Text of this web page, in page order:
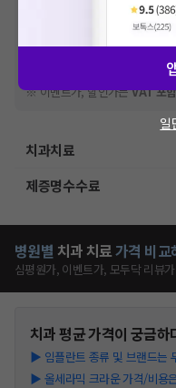
비급여 항목의 경우,추가비
한 가격은 해당 의료기관에 직
※급여 항목의 경우,건강보험
격입니다. (진료와 연관된 복합
산정될 수 있는 점 참고 바랍니다
※ 이벤트가, 할인가는VAT 포함
치과치료
제증명수수료
병원별 치과 치료가격 비교
심평원가, 이벤트가, 모두닥 리뷰
치과평균 가격이 궁금하
▶ 임플란트 종류 및 브랜드는
▶ 올세라믹 크라운 가격/비용
일